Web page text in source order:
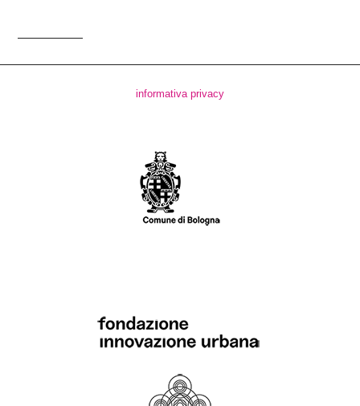
informativa privacy